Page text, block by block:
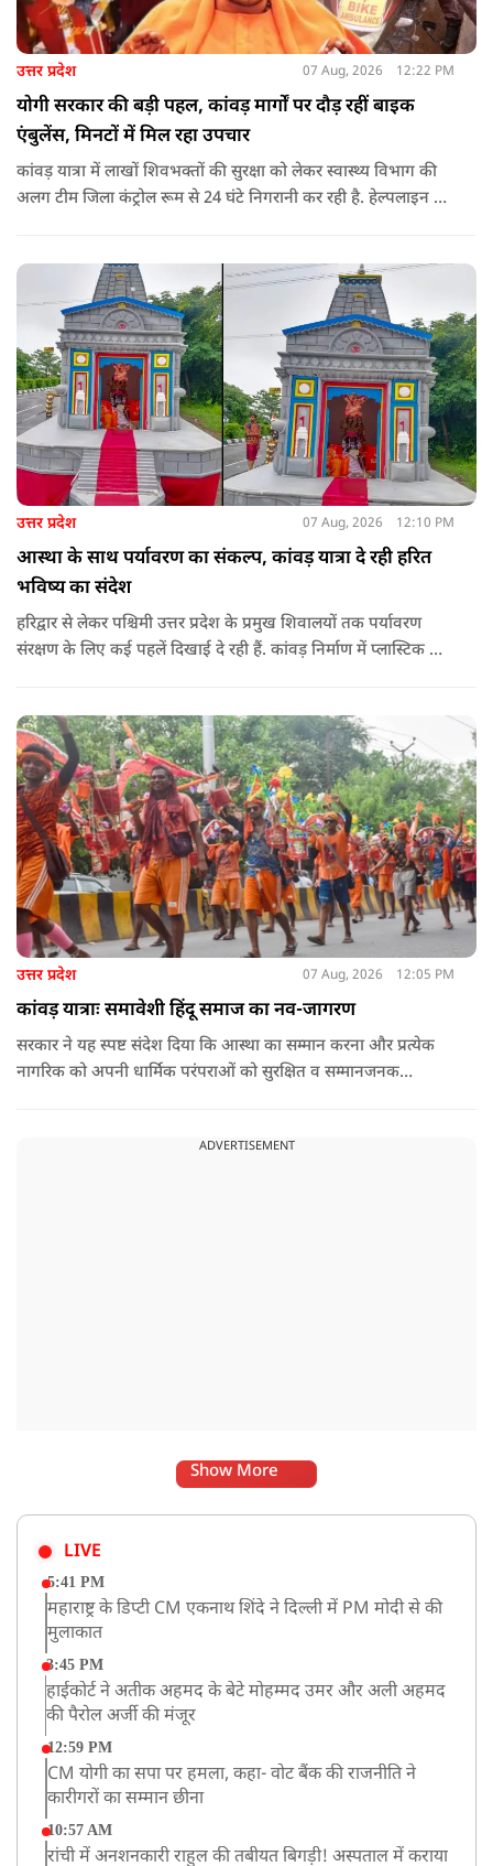
उत्तर प्रदेश 07 Aug, 2026 12:22 PM
योगी सरकार की बड़ी पहल, कांवड़ मार्गों पर दौड़ रहीं बाइक
एंबुलेंस, मिनटों में मिल रहा उपचार
कांवड़ यात्रा में लाखों शिवभक्तों की सुरक्षा को लेकर स्वास्थ्य विभाग की
अलग टीम जिला कंट्रोल रूम से 24 घंटे निगरानी कर रही है. हेल्पलाइन पर
उत्तर प्रदेश 07 Aug, 2026 12:10 PM
आस्था के साथ पर्यावरण का संकल्प, कांवड़ यात्रा दे रही हरित
भविष्य का संदेश
हरिद्वार से लेकर पश्चिमी उत्तर प्रदेश के प्रमुख शिवालयों तक पर्यावरण
संरक्षण के लिए कई पहलें दिखाई दे रही हैं. कांवड़ निर्माण में प्लास्टिक के
पत्तियों का पृथक संग्रह किया जाएगा.
उत्तर प्रदेश 07 Aug, 2026 12:05 PM
कांवड़ यात्राः समावेशी हिंदू समाज का नव-जागरण
सरकार ने यह स्पष्ट संदेश दिया कि आस्था का सम्मान करना और प्रत्येक
नागरिक को अपनी धार्मिक परंपराओं को सुरक्षित व सम्मानजनक
अपने नागरिकों की आस्था को दिया गया बड़ा सम्मान है.
ADVERTISEMENT
Show More
LIVE
5:41 PM
महाराष्ट्र के डिप्टी CM एकनाथ शिंदे ने दिल्ली में PM मोदी से की
मुलाकात
3:45 PM
हाईकोर्ट ने अतीक अहमद के बेटे मोहम्मद उमर और अली अहमद
की पैरोल अर्जी की मंजूर
12:59 PM
CM योगी का सपा पर हमला, कहा- वोट बैंक की राजनीति ने
कारीगरों का सम्मान छीना
10:57 AM
रांची में अनशनकारी राहुल की तबीयत बिगड़ी! अस्पताल में कराया